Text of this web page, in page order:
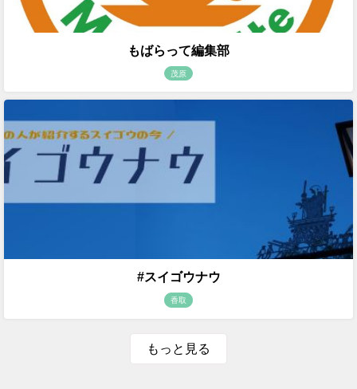
もばらって編集部
茂原
#スイゴウナウ
香取
もっと見る